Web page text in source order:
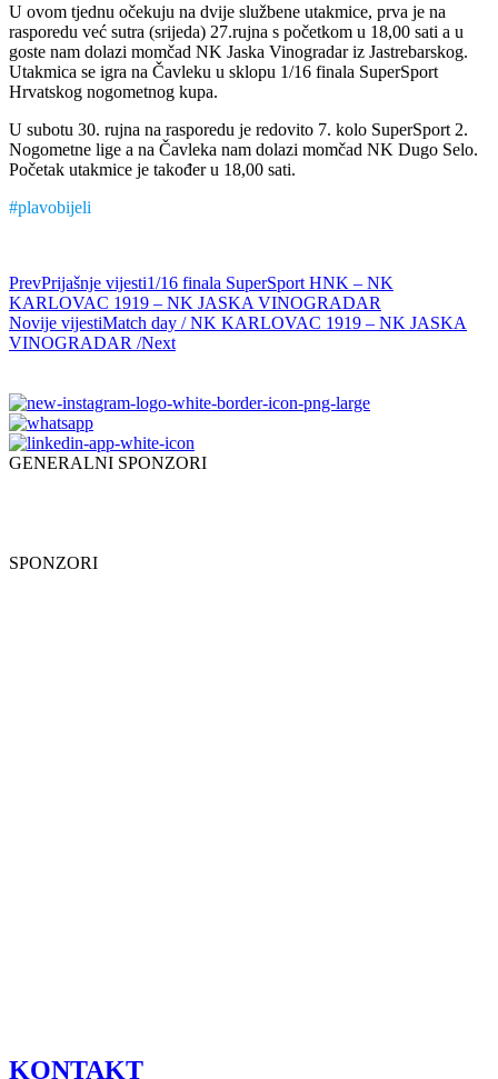
U ovom tjednu očekuju na dvije službene utakmice, prva je na
rasporedu već sutra (srijeda) 27.rujna s početkom u 18,00 sati a u
goste nam dolazi momčad NK Jaska Vinogradar iz Jastrebarskog.
Utakmica se igra na Čavleku u sklopu 1/16 finala SuperSport
Hrvatskog nogometnog kupa.
U subotu 30. rujna na rasporedu je redovito 7. kolo SuperSport 2.
Nogometne lige a na Čavleka nam dolazi momčad NK Dugo Selo.
Početak utakmice je također u 18,00 sati.
#plavobijeli
PrevPrijašnje vijesti1/16 finala SuperSport HNK – NK
KARLOVAC 1919 – NK JASKA VINOGRADAR
Novije vijestiMatch day / NK KARLOVAC 1919 – NK JASKA
VINOGRADAR /Next
GENERALNI SPONZORI
SPONZORI
KONTAKT